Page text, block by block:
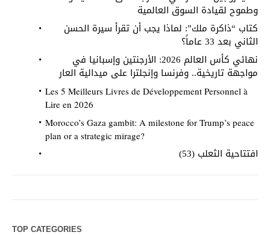
وطموح لقيادة السوق العالمية
كتاب “ذاكرة ملك”: لماذا يجب أن تقرأ سيرة الحسن
الثاني بعد 33 عاماً؟
نهائي كأس العالم 2026: الأرجنتين وإسبانيا في
مواجهة تاريخية.. وفرنسا وإنجلترا على ميدالية العار
Les 5 Meilleurs Livres de Développement Personnel à
Lire en 2026
Morocco’s Gaza gambit: A milestone for Trump’s peace
plan or a strategic mirage?
افتتاحية الثعلب (53)
TOP CATEGORIES